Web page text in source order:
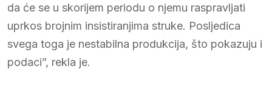
da će se u skorijem periodu o njemu raspravljati
uprkos brojnim insistiranjima struke. Posljedica
svega toga je nestabilna produkcija, što pokazuju i
podaci”, rekla je.